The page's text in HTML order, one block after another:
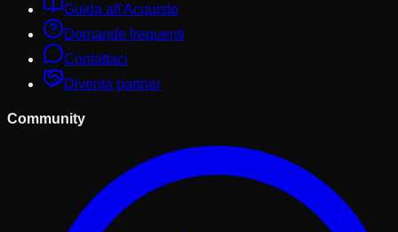
Guida all'Acquisto
Domande frequenti
Contattaci
Diventa partner
Community